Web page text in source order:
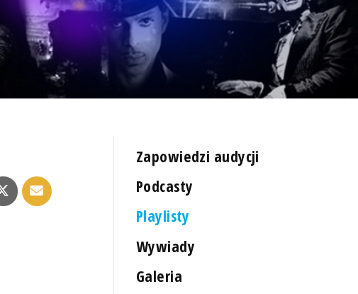
Zapowiedzi audycji
Podcasty
Playlisty
Wywiady
Galeria